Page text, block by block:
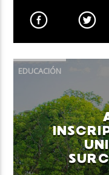
CANCIÓN ACTUAL
TÍTULO
ARTISTA
Neiva Estereo
EDUCACIÓN